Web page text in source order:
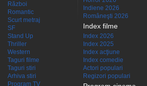
Război
Romantic
Scurt metraj
SF
Stand Up
Thriller
Western
Taguri filme
Taguri stiri
Arhiva stiri
Program TV
Indiene 2026
Româneşti 2026
Index filme
Index 2026
Index 2025
Index acţiune
Index comedie
Actori populari
Regizori populari